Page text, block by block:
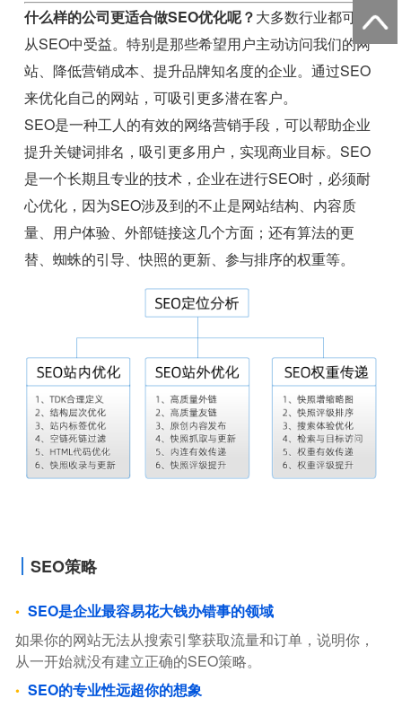
什么样的公司更适合做SEO优化呢？大多数行业都可以
从SEO中受益。特别是那些希望用户主动访问我们的网
站、降低营销成本、提升品牌知名度的企业。通过SEO
来优化自己的网站，可吸引更多潜在客户。
SEO是一种工人的有效的网络营销手段，可以帮助企业
提升关键词排名，吸引更多用户，实现商业目标。SEO
是一个长期且专业的技术，企业在进行SEO时，必须耐
心优化，因为SEO涉及到的不止是网站结构、内容质
量、用户体验、外部链接这几个方面；还有算法的更
替、蜘蛛的引导、快照的更新、参与排序的权重等。
SEO策略
SEO是企业最容易花大钱办错事的领域
如果你的网站无法从搜索引擎获取流量和订单，说明你，
从一开始就没有建立正确的SEO策略。
SEO的专业性远超你的想象